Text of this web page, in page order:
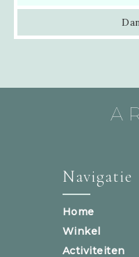
Navigatie
Home
Winkel
Activiteiten